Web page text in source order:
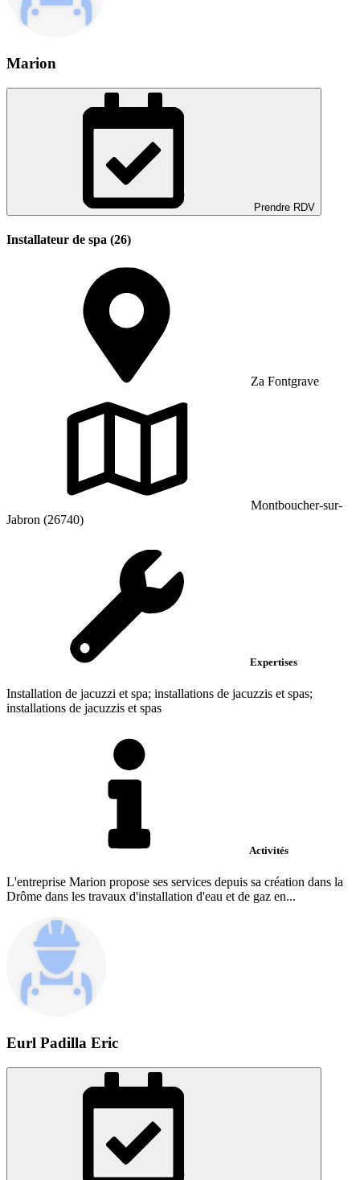
Marion
Prendre RDV
Installateur de spa (26)
Za Fontgrave
Montboucher-sur-
Jabron (26740)
Expertises
Installation de jacuzzi et spa; installations de jacuzzis et spas;
installations de jacuzzis et spas
Activités
L'entreprise Marion propose ses services depuis sa création dans la
Drôme dans les travaux d'installation d'eau et de gaz en...
Eurl Padilla Eric